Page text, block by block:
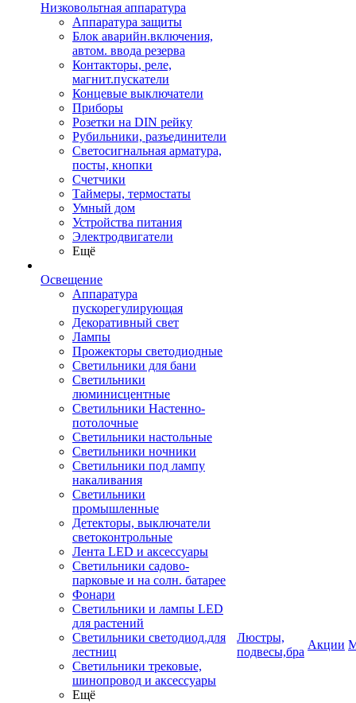
Низковольтная аппаратура
Аппаратура защиты
Блок аварийн.включения,
автом. ввода резерва
Контакторы, реле,
магнит.пускатели
Концевые выключатели
Приборы
Розетки на DIN рейку
Рубильники, разъединители
Светосигнальная арматура,
посты, кнопки
Счетчики
Таймеры, термостаты
Умный дом
Устройства питания
Электродвигатели
Ещё
Освещение
Аппаратура
пускорегулирующая
Декоративный свет
Лампы
Прожекторы светодиодные
Светильники для бани
Светильники
люминисцентные
Светильники Настенно-
потолочные
Светильники настольные
Светильники ночники
Светильники под лампу
накаливания
Светильники
промышленные
Детекторы, выключатели
светоконтрольные
Лента LED и аксессуары
Светильники садово-
парковые и на солн. батарее
Фонари
Светильники и лампы LED
для растений
Светильники светодиод.для
лестниц
Светильники трековые,
шинопровод и аксессуары
Ещё
Люстры,
подвесы,бра
Акции